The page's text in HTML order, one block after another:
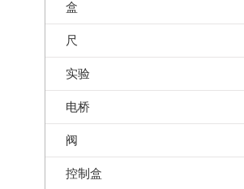
盒
尺
实验
电桥
阀
控制盒